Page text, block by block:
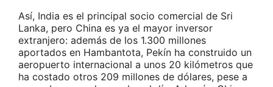
Así, India es el principal socio comercial de Sri
Lanka, pero China es ya el mayor inversor
extranjero: además de los 1.300 millones
aportados en Hambantota, Pekín ha construido un
aeropuerto internacional a unos 20 kilómetros que
ha costado otros 209 millones de dólares, pese a